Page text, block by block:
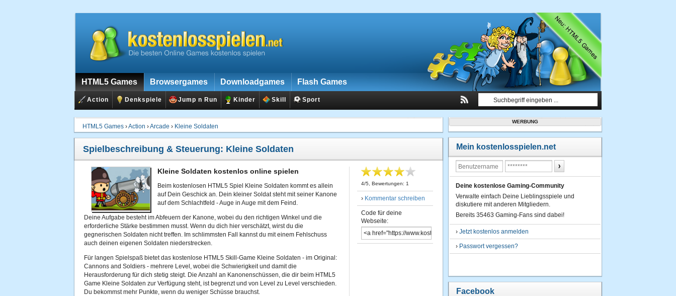
HTML5 Games Browsergames Downloadgames Flash Games
Action Denkspiele Jump n Run Kinder Skill Sport
HTML5 Games ›Action ›Arcade › Kleine Soldaten
Spielbeschreibung & Steuerung: Kleine Soldaten
Kleine Soldaten kostenlos online spielen
Beim kostenlosen HTML5 Spiel Kleine Soldaten kommt es allein
auf Dein Geschick an. Dein kleiner Soldat steht mit seiner Kanone
auf dem Schlachtfeld - Auge in Auge mit dem Feind.
Deine Aufgabe besteht im Abfeuern der Kanone, wobei du den richtigen Winkel und die
erforderliche Stärke bestimmen musst. Wenn du dich hier verschätzt, wirst du die
gegnerischen Soldaten nicht treffen. Im schlimmsten Fall kannst du mit einem Fehlschuss
auch deinen eigenen Soldaten niederstrecken.
Für langen Spielspaß bietet das kostenlose HTML5 Skill-Game Kleine Soldaten - im Original:
Cannons and Soldiers - mehrere Level, wobei die Schwierigkeit und damit die
Herausforderung für dich stetig steigt. Die Anzahl an Kanonenschüssen, die dir beim HTML5
Game Kleine Soldaten zur Verfügung steht, ist begrenzt und von Level zu Level verschieden.
Du bekommst mehr Punkte, wenn du weniger Schüsse brauchst.
4/5 , Bewertungen: 1
› Kommentar schreiben
Code für deine
Webseite:
WERBUNG
Mein kostenlosspielen.net
Deine kostenlose Gaming-Community
Verwalte einfach Deine Lieblingsspiele und
diskutiere mit anderen Mitgliedern.
Bereits 35463 Gaming-Fans sind dabei!
› Jetzt kostenlos anmelden
› Passwort vergessen?
Facebook